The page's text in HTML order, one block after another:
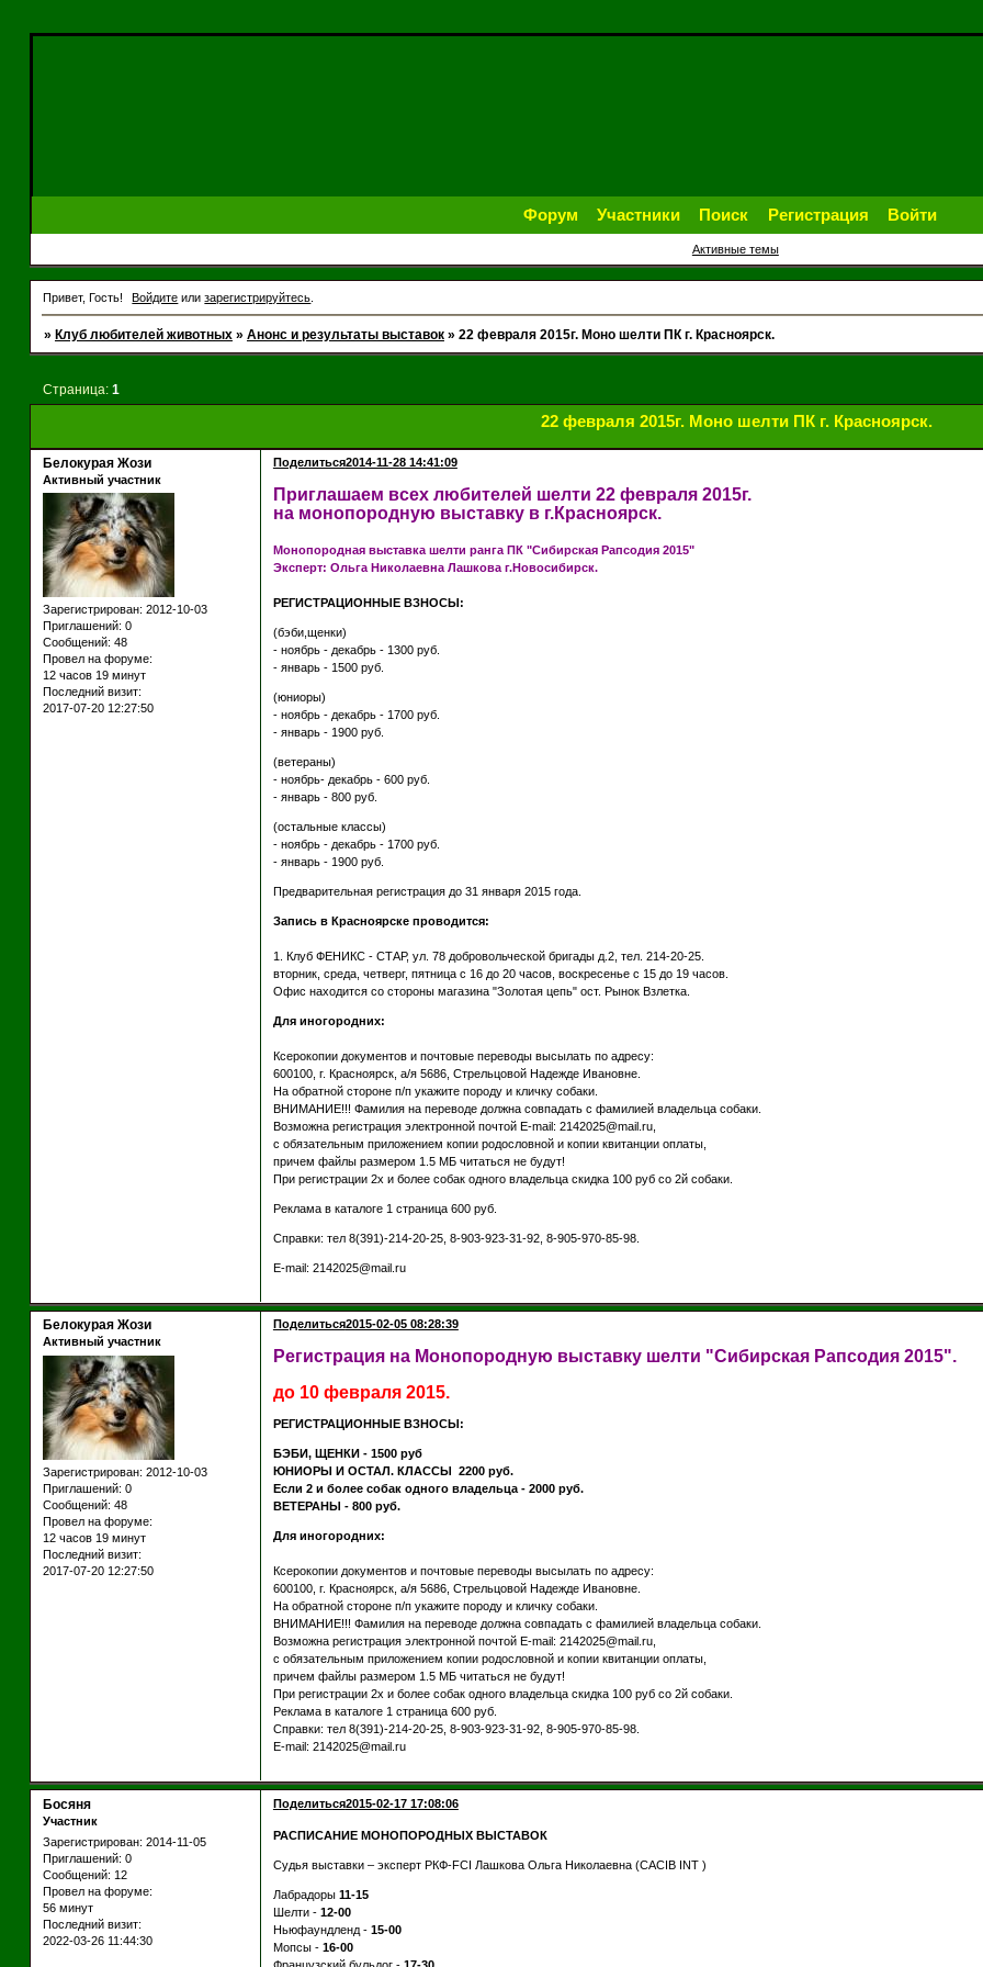
Форум Участники Поиск Регистрация Войти
Активные темы
Привет, Гость! Войдите илизарегистрируйтесь
» Клуб любителей животных » Анонс и результаты выставок » 22 февраля 2015г. Моно шелти ПК г. Красноярск.
22 февраля 2015г. Моно шелти ПК г. Красноярск.
Страница: 1
Поделиться2014-11-28 14:41:09
Белокурая Жози
Активный участник
Зарегистрирован: 2012-10-03
Приглашений: 0
Сообщений: 48
Провел на форуме:
12 часов 19 минут
Последний визит:
2017-07-20 12:27:50
Приглашаем всех любителей шелти 22 февраля 2015г.
на монопородную выставку в г.Красноярск.
Монопородная выставка шелти ранга ПК "Сибирская Рапсодия 2015"
Эксперт: Ольга Николаевна Лашкова г.Новосибирск.
РЕГИСТРАЦИОННЫЕ ВЗНОСЫ:
(бэби,щенки)
- ноябрь - декабрь - 1300 руб.
- январь - 1500 руб.
(юниоры)
- ноябрь - декабрь - 1700 руб.
- январь - 1900 руб.
(ветераны)
- ноябрь- декабрь - 600 руб.
- январь - 800 руб.
(остальные классы)
- ноябрь - декабрь - 1700 руб.
- январь - 1900 руб.
Предварительная регистрация до 31 января 2015 года.
Запись в Красноярске проводится:
1. Клуб ФЕНИКС - СТАР, ул. 78 добровольческой бригады д.2, тел. 214-20-25.
вторник, среда, четверг, пятница с 16 до 20 часов, воскресенье с 15 до 19 часов.
Офис находится со стороны магазина "Золотая цепь" ост. Рынок Взлетка.
Для иногородних:
Ксерокопии документов и почтовые переводы высылать по адресу:
600100, г. Красноярск, а/я 5686, Стрельцовой Надежде Ивановне.
На обратной стороне п/п укажите породу и кличку собаки.
ВНИМАНИЕ!!! Фамилия на переводе должна совпадать с фамилией владельца собаки.
Возможна регистрация электронной почтой Е-mail: 2142025@mail.ru,
с обязательным приложением копии родословной и копии квитанции оплаты,
причем файлы размером 1.5 МБ читаться не будут!
При регистрации 2х и более собак одного владельца скидка 100 руб со 2й собаки.
Реклама в каталоге 1 страница 600 руб.
Справки: тел 8(391)-214-20-25, 8-903-923-31-92, 8-905-970-85-98.
Е-mail: 2142025@mail.ru
Поделиться2015-02-05 08:28:39
Белокурая Жози
Активный участник
Зарегистрирован: 2012-10-03
Приглашений: 0
Сообщений: 48
Провел на форуме:
12 часов 19 минут
Последний визит:
2017-07-20 12:27:50
Регистрация на Монопородную выставку шелти "Сибирская Рапсодия 2015".
до 10 февраля 2015.
РЕГИСТРАЦИОННЫЕ ВЗНОСЫ:
БЭБИ, ЩЕНКИ - 1500 руб
ЮНИОРЫ И ОСТАЛ. КЛАССЫ 2200 руб.
Если 2 и более собак одного владельца - 2000 руб.
ВЕТЕРАНЫ - 800 руб.
Для иногородних:
Ксерокопии документов и почтовые переводы высылать по адресу:
600100, г. Красноярск, а/я 5686, Стрельцовой Надежде Ивановне.
На обратной стороне п/п укажите породу и кличку собаки.
ВНИМАНИЕ!!! Фамилия на переводе должна совпадать с фамилией владельца собаки.
Возможна регистрация электронной почтой Е-mail: 2142025@mail.ru,
с обязательным приложением копии родословной и копии квитанции оплаты,
причем файлы размером 1.5 МБ читаться не будут!
При регистрации 2х и более собак одного владельца скидка 100 руб со 2й собаки.
Реклама в каталоге 1 страница 600 руб.
Справки: тел 8(391)-214-20-25, 8-903-923-31-92, 8-905-970-85-98.
Е-mail: 2142025@mail.ru
Поделиться2015-02-17 17:08:06
Босяня
Участник
Зарегистрирован: 2014-11-05
Приглашений: 0
Сообщений: 12
Провел на форуме:
56 минут
Последний визит:
2022-03-26 11:44:30
РАСПИСАНИЕ МОНОПОРОДНЫХ ВЫСТАВОК
Судья выставки – эксперт РКФ-FCI Лашкова Ольга Николаевна (CACIB INT )
Лабрадоры 11-15
Шелти - 12-00
Ньюфаундленд - 15-00
Мопсы - 16-00